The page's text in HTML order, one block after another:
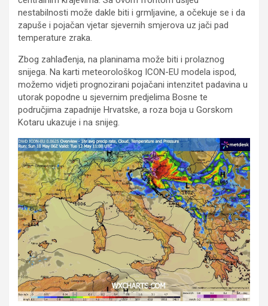
nestabilnosti može dakle biti i grmljavine, a očekuje se i da
zapuše i pojačan vjetar sjevernih smjerova uz jači pad
temperature zraka.
Zbog zahlađenja, na planinama može biti i prolaznog
snijega. Na karti meteorološkog ICON-EU modela ispod,
možemo vidjeti prognozirani pojačani intenzitet padavina u
utorak popodne u sjevernim predjelima Bosne te
područjima zapadnije Hrvatske, a roza boja u Gorskom
Kotaru ukazuje i na snijeg.